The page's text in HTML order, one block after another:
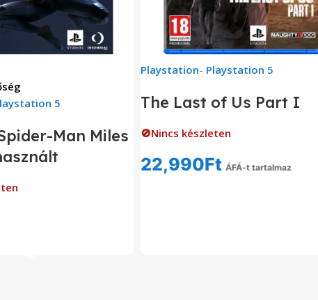
5
Man Miles
Playstation- Playstation 5
The Last of Us Part I
🚫Nincs készleten
22,990Ft ÁFÁ-t tartalmaz